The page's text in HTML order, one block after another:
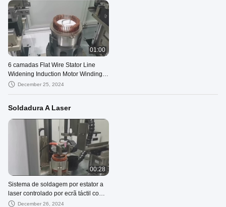
01:00
6 camadas Flat Wire Stator Line
Widening Induction Motor Winding
Machine ODM
December 25, 2024
Soldadura A Laser
00:28
Sistema de soldagem por estator a
laser controlado por ecrã táctil com
capacidade de ângulo arbitrário
December 26, 2024